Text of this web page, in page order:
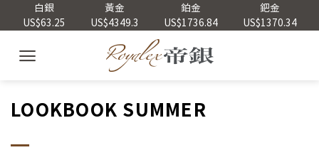
to
content
白銀
US$63.25
黃金
US$4349.3
鉑金
US$1736.84
鈀金
US$1370.34
LOOKBOOK SUMMER